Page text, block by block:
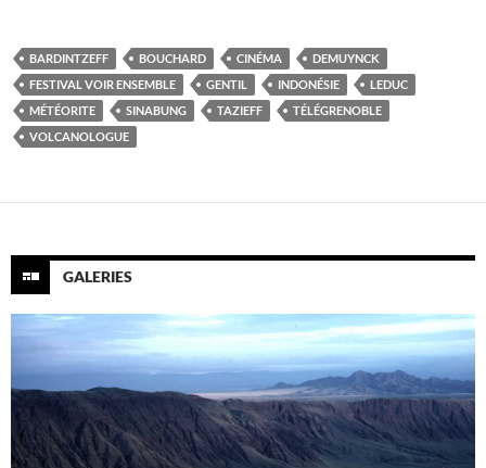
BARDINTZEFF BOUCHARD CINÉMA
DEMUYNCK
FESTIVAL VOIR ENSEMBLE
GENTIL INDONÉSIE
LEDUC
MÉTÉORITE
SINABUNG TAZIEFF
TÉLÉGRENOBLE
VOLCANOLOGUE
GALERIES